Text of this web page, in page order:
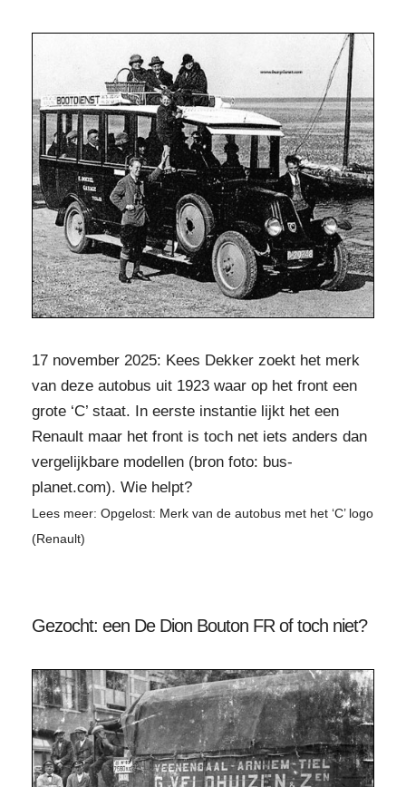
17 november 2025: Kees Dekker zoekt het merk
van deze autobus uit 1923 waar op het front een
grote ‘C’ staat. In eerste instantie lijkt het een
Renault maar het front is toch net iets anders dan
vergelijkbare modellen (bron foto: bus-
planet.com). Wie helpt?
Lees meer: Opgelost: Merk van de autobus met het ‘C’ logo
(Renault)
Gezocht: een De Dion Bouton FR of toch niet?